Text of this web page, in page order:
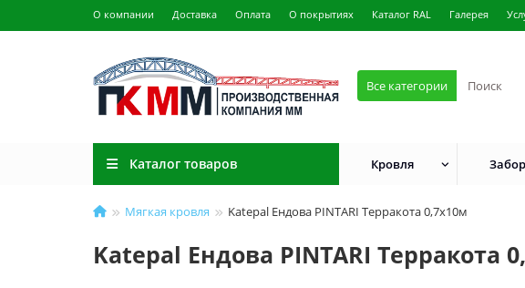
О компании Доставка Оплата О покрытиях Каталог RAL Галерея
Все категории
Каталог товаров Кровля Забор
Мягкая кровля Katepal Ендова PINTARI Терракота 0,7х10м
Katepal Ендова PINTARI Терракота